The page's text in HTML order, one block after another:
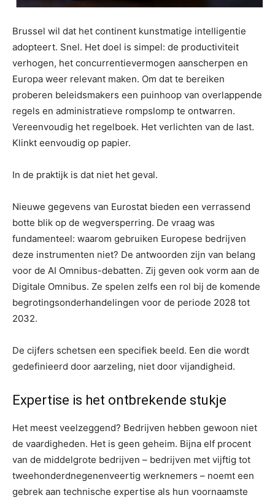
Brussel wil dat het continent kunstmatige intelligentie
adopteert. Snel. Het doel is simpel: de productiviteit
verhogen, het concurrentievermogen aanscherpen en
Europa weer relevant maken. Om dat te bereiken
proberen beleidsmakers een puinhoop van overlappende
regels en administratieve rompslomp te ontwarren.
Vereenvoudig het regelboek. Het verlichten van de last.
Klinkt eenvoudig op papier.
In de praktijk is dat niet het geval.
Nieuwe gegevens van Eurostat bieden een verrassend
botte blik op de wegversperring. De vraag was
fundamenteel: waarom gebruiken Europese bedrijven
deze instrumenten niet? De antwoorden zijn van belang
voor de AI Omnibus-debatten. Zij geven ook vorm aan de
Digitale Omnibus. Ze spelen zelfs een rol bij de komende
begrotingsonderhandelingen voor de periode 2028 tot
2032.
De cijfers schetsen een specifiek beeld. Een die wordt
gedefinieerd door aarzeling, niet door vijandigheid.
Expertise is het ontbrekende stukje
Het meest veelzeggend? Bedrijven hebben gewoon niet
de vaardigheden. Het is geen geheim. Bijna elf procent
van de middelgrote bedrijven – bedrijven met vijftig tot
tweehonderdnegenenveertig werknemers – noemt een
gebrek aan technische expertise als hun voornaamste